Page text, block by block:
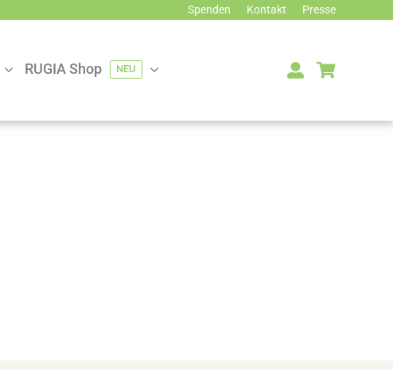
Spenden Kontakt Presse
RUGIA Shop NEU